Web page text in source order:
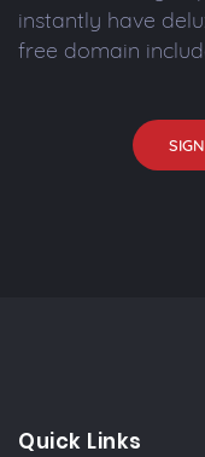
instantly have
free domain
Quick Links